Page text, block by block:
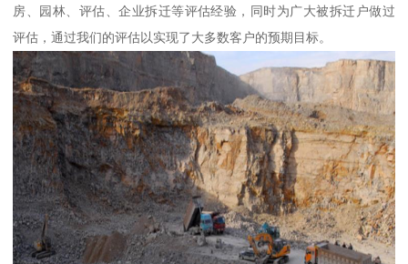
房、园林、评估、企业拆迁等评估经验，同时为广大被拆迁户做过
评估，通过我们的评估以实现了大多数客户的预期目标。